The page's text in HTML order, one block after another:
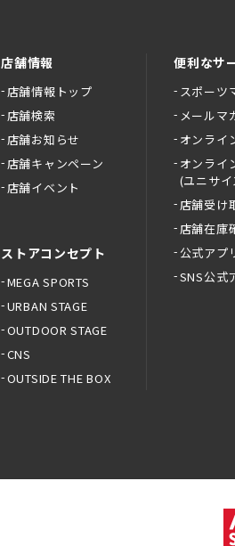
店舗情報
店舗情報トップ
店舗検索
店舗お知らせ
店舗キャンペーン
店舗イベント
ストアコンセプト
MEGA SPORTS
URBAN STAGE
OUTDOOR STAGE
CNS
OUTSIDE THE BOX
便利なサ
スポーツ
メールマ
オンライ
オンライ
(ユニサイ
店舗受け
店舗在庫
公式アプ
SNS公式